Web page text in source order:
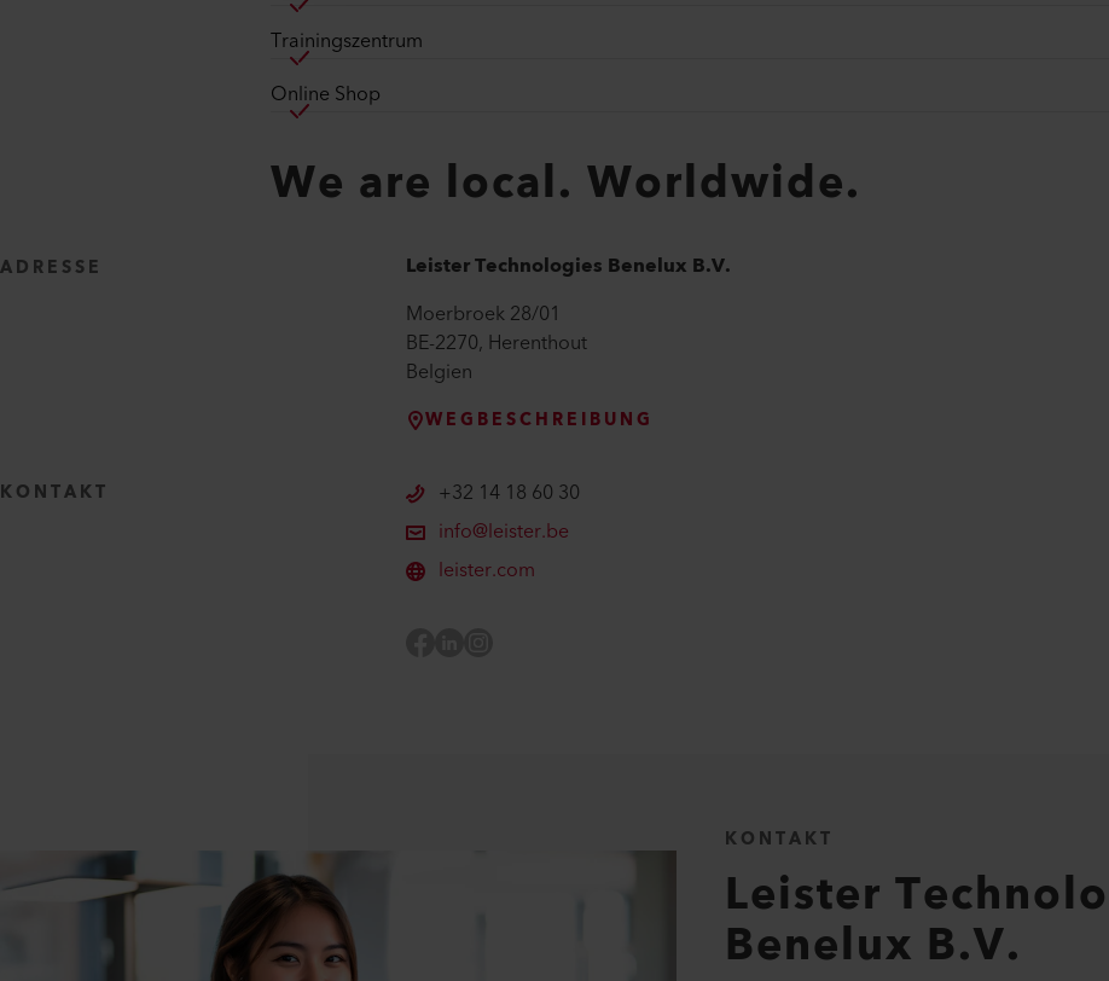
Trainingszentrum
Online Shop
We are local. Worldwide.
ADRESSE
Leister Technologies Benelux B.V.
Moerbroek28/01
BE-2270, Herenthout
Belgien
WEGBESCHREIBUNG
KONTAKT
+32 14 18 60 30
info@leister.be
leister.com
KONTAKT
Leister
Benelux B.V.